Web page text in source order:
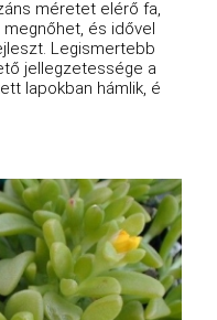
méretet elérő fa,
és idővel
Legismertebb
jellegzetessége a
lapokban hámlik, é